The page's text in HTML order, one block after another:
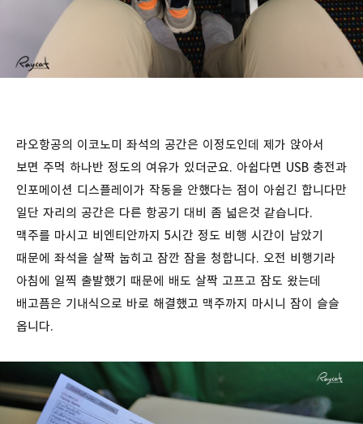
라오항공의 이코노미 좌석의 공간은 이정도인데 제가 앉아서
보면 주먹 하나반 정도의 여유가 있더군요. 아쉽다면 USB 충전과
인포메이션 디스플레이가 작동을 안했다는 점이 아쉽긴 합니다만
일단 자리의 공간은 다른 항공기 대비 좀 넓은것 같습니다.
맥주를 마시고 비엔티안까지 5시간 정도 비행 시간이 남았기
때문에 좌석을 살짝 눕히고 잠깐 잠을 청합니다. 오전 비행기라
아침에 일찍 출발했기 때문에 배도 살짝 고프고 잠도 왔는데
배고픔은 기내식으로 바로 해결했고 맥주까지 마시니 잠이 슬슬
옵니다.